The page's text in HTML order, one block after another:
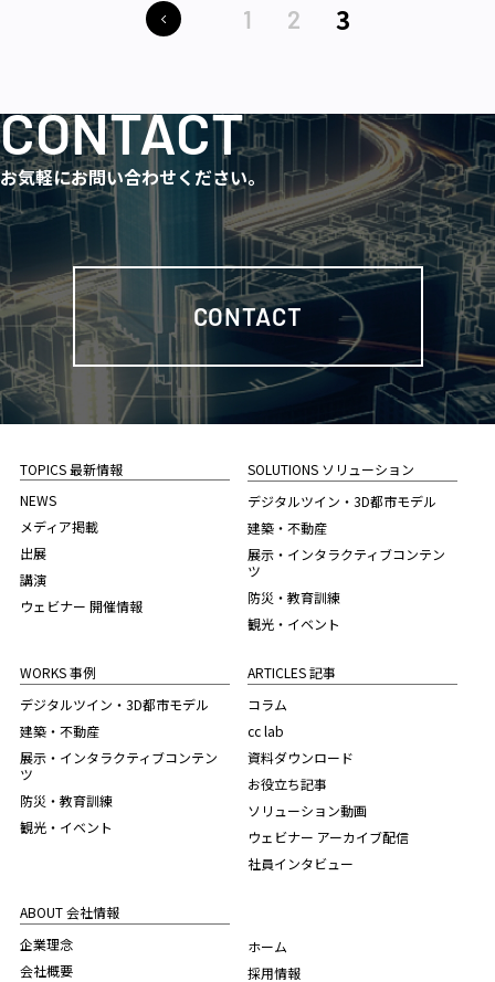
1 2 3
CONTACT
お気軽にお問い合わせください。
CONTACT
TOPICS 最新情報
NEWS
メディア掲載
出展
講演
ウェビナー 開催情報
WORKS 事例
デジタルツイン・3D都市モデル
建築・不動産
展示・インタラクティブコンテン
ツ
防災・教育訓練
観光・イベント
SOLUTIONS ソリューション
デジタルツイン・3D都市モデル
建築・不動産
展示・インタラクティブコンテン
ツ
防災・教育訓練
観光・イベント
ARTICLES 記事
コラム
cc lab
資料ダウンロード
お役立ち記事
ソリューション動画
ウェビナー アーカイブ配信
社員インタビュー
ABOUT 会社情報
企業理念
会社概要
ホーム
採用情報